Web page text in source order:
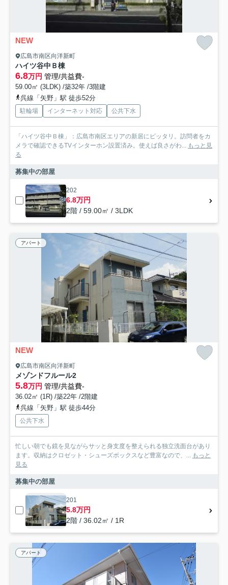
NEW
広島市南区向洋新町
ハイツ谷中Ｂ棟
6.8万円 管理/共益費-
59.00㎡ (3LDK) /築32年 /3階建
呉線「矢野」駅 徒歩52分
駐輪場 インターネット対応 公共下水
「ハイツ谷中Ｂ棟」：広島市南区エリアの新居にピッタリ。訪問者をカ
メラで確認できるTVインターホン設置済み。使えば良さがわ... もっと見
る
募集中の部屋
202
6.8万円
2階 / 59.00㎡ / 3LDK
アパート
NEW
広島市南区向洋新町
メゾンドフルール2
5.8万円 管理/共益費-
36.02㎡ (1R) /築22年 /2階建
呉線「矢野」駅 徒歩44分
公共下水
忙しい朝でも鏡を見ながらサッと身支度を整えられる独立洗面台があり
ます。収納はクロゼット・シューズボックスなど豊富なので、... もっと
見る
募集中の部屋
201
5.8万円
2階 / 36.02㎡ / 1R
アパート